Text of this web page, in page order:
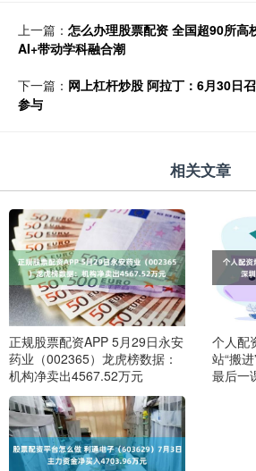
上一篇： 怎么办理股票配资 全国超90所高
AI+带动学科融合潮
下一篇： 网上杠杆炒股 阿拉丁：6月30日
参与
相关文章
正规股票配资APP 5月29日永安
药业（002365）龙虎榜数据：
机构净卖出4567.52万元
个人配
站“搬
最后一